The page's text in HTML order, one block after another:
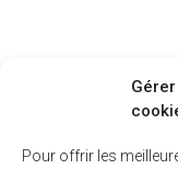
Pour offrir les